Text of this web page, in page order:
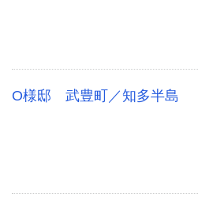
O様邸 武豊町／知多半島